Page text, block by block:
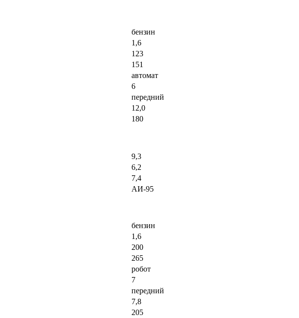
бензин
1,6
123
151
автомат
6
передний
12,0
180
9,3
6,2
7,4
АИ-95
бензин
1,6
200
265
робот
7
передний
7,8
205